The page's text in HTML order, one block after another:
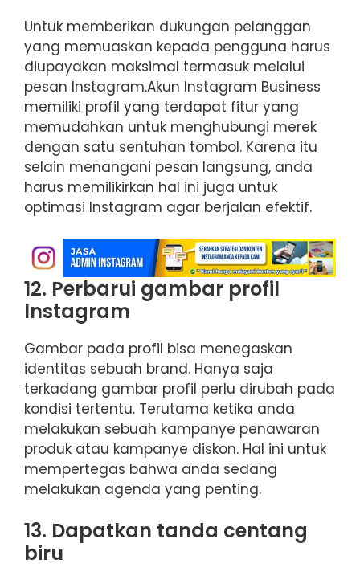
Untuk memberikan dukungan pelanggan
yang memuaskan kepada pengguna harus
diupayakan maksimal termasuk melalui
pesan Instagram.Akun Instagram Business
memiliki profil yang terdapat fitur yang
memudahkan untuk menghubungi merek
dengan satu sentuhan tombol. Karena itu
selain menangani pesan langsung, anda
harus memilikirkan hal ini juga untuk
optimasi Instagram agar berjalan efektif.
12. Perbarui gambar profil
Instagram
Gambar pada profil bisa menegaskan
identitas sebuah brand. Hanya saja
terkadang gambar profil perlu dirubah pada
kondisi tertentu. Terutama ketika anda
melakukan sebuah kampanye penawaran
produk atau kampanye diskon. Hal ini untuk
mempertegas bahwa anda sedang
melakukan agenda yang penting.
13. Dapatkan tanda centang
biru